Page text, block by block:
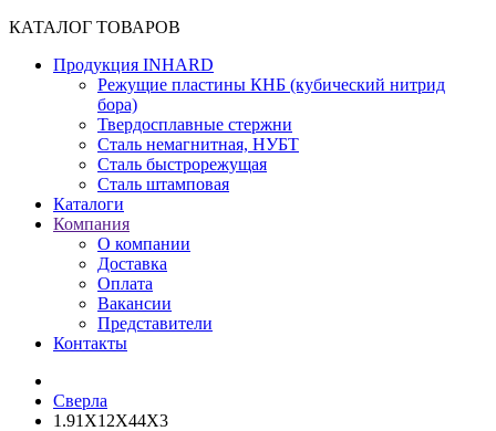
КАТАЛОГ ТОВАРОВ
Продукция INHARD
Режущие пластины КНБ (кубический нитрид
бора)
Твердосплавные стержни
Сталь немагнитная, НУБТ
Сталь быстрорежущая
Сталь штамповая
Каталоги
Компания
О компании
Доставка
Оплата
Вакансии
Представители
Контакты
Сверла
1.91X12X44X3